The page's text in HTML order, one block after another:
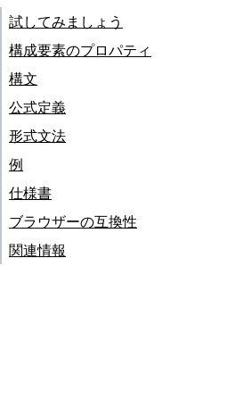
試してみましょう
構成要素のプロパティ
構文
公式定義
形式文法
例
仕様書
ブラウザーの互換性
関連情報